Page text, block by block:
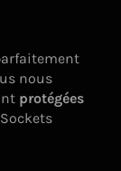
nous
protégées